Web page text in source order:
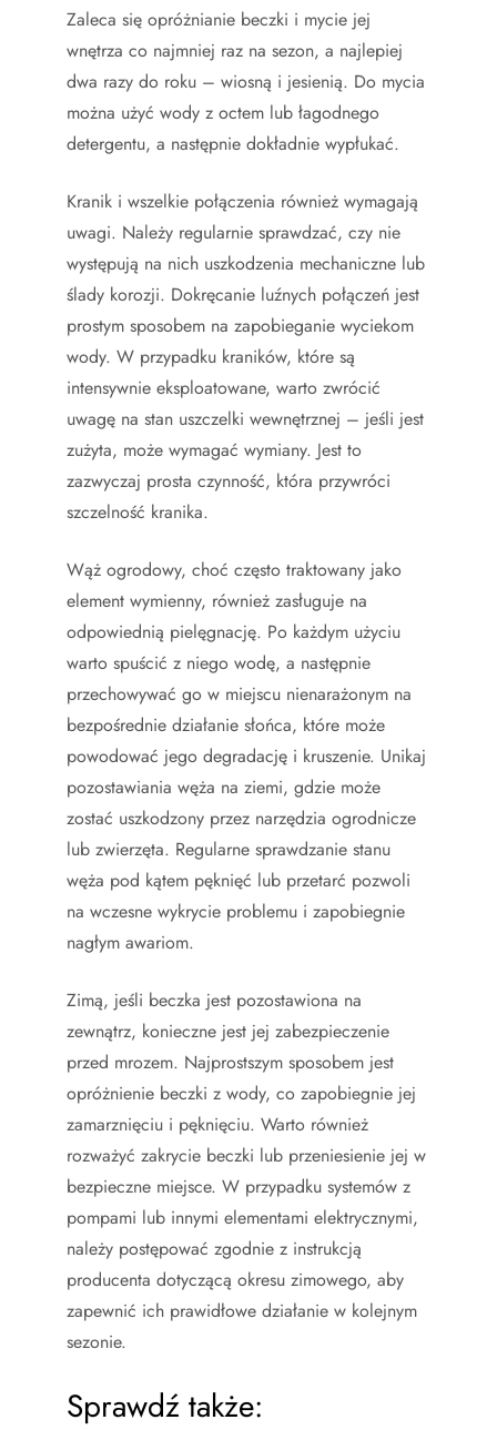
Zaleca się opróżnianie beczki i mycie jej
wnętrza co najmniej raz na sezon, a najlepiej
dwa razy do roku – wiosną i jesienią. Do mycia
można użyć wody z octem lub łagodnego
detergentu, a następnie dokładnie wypłukać.
Kranik i wszelkie połączenia również wymagają
uwagi. Należy regularnie sprawdzać, czy nie
występują na nich uszkodzenia mechaniczne lub
ślady korozji. Dokręcanie luźnych połączeń jest
prostym sposobem na zapobieganie wyciekom
wody. W przypadku kraników, które są
intensywnie eksploatowane, warto zwrócić
uwagę na stan uszczelki wewnętrznej – jeśli jest
zużyta, może wymagać wymiany. Jest to
zazwyczaj prosta czynność, która przywróci
szczelność kranika.
Wąż ogrodowy, choć często traktowany jako
element wymienny, również zasługuje na
odpowiednią pielęgnację. Po każdym użyciu
warto spuścić z niego wodę, a następnie
przechowywać go w miejscu nienarażonym na
bezpośrednie działanie słońca, które może
powodować jego degradację i kruszenie. Unikaj
pozostawiania węża na ziemi, gdzie może
zostać uszkodzony przez narzędzia ogrodnicze
lub zwierzęta. Regularne sprawdzanie stanu
węża pod kątem pęknięć lub przetarć pozwoli
na wczesne wykrycie problemu i zapobiegnie
nagłym awariom.
Zimą, jeśli beczka jest pozostawiona na
zewnątrz, konieczne jest jej zabezpieczenie
przed mrozem. Najprostszym sposobem jest
opróżnienie beczki z wody, co zapobiegnie jej
zamarznięciu i pęknięciu. Warto również
rozważyć zakrycie beczki lub przeniesienie jej w
bezpieczne miejsce. W przypadku systemów z
pompami lub innymi elementami elektrycznymi,
należy postępować zgodnie z instrukcją
producenta dotyczącą okresu zimowego, aby
zapewnić ich prawidłowe działanie w kolejnym
sezonie.
Sprawdź także: